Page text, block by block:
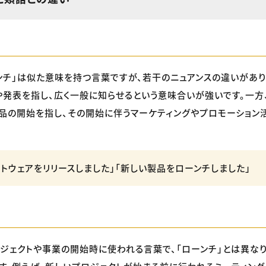
チ」は似た意味を持つ言葉ですが、若干のニュアンスの違いがあり
表を指し、広く一般に知らせるという意味合いが強いです。一方
の開始を指し、その開始に伴うマーケティングやプロモーション
ウェアをリリースしました」「新しい製品をローンチしました」
ジェクトや事業の開始時に使われる言葉で、「ローンチ」とは異な